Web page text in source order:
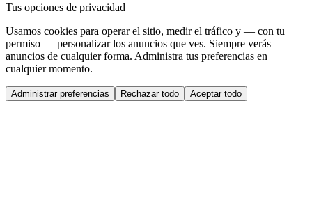
Tus opciones de privacidad
Usamos cookies para operar el sitio, medir el tráfico y — con tu
permiso — personalizar los anuncios que ves. Siempre verás
anuncios de cualquier forma. Administra tus preferencias en
cualquier momento.
Administrar preferencias Rechazar todo Aceptar todo